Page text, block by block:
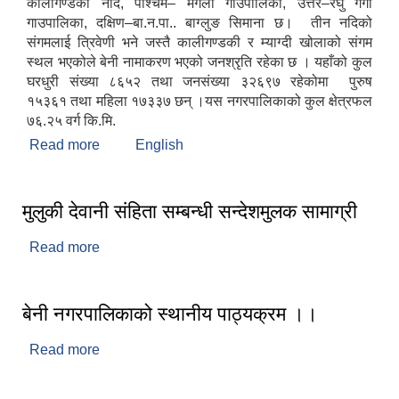
गाउपालिका, दक्षिण–बा.न.पा.. बाग्लुङ सिमाना छ। तीन नदिको
संगमलाई त्रिवेणी भने जस्तै कालीगण्डकी र म्याग्दी खोलाको संगम
स्थल भएकोले बेनी नामाकरण भएको जनश्रृति रहेका छ । यहाँको कुल
घरधुरी संख्या ८६५२ तथा जनसंख्या ३२६९७ रहेकोमा पुरुष
१५३६१ तथा महिला १७३३७ छन् ।यस नगरपालिकाको कुल क्षेत्रफल
७६.२५ वर्ग कि.मि.
Read more about बेनी नगरपालिकाको संक्षिप्त परिचय
English
मुलुकी देवानी संहिता सम्बन्धी सन्देशमुलक सामाग्री
Read more
बेनी नगरपालिकाको स्थानीय पाठ्‍यक्रम ।।
Read more